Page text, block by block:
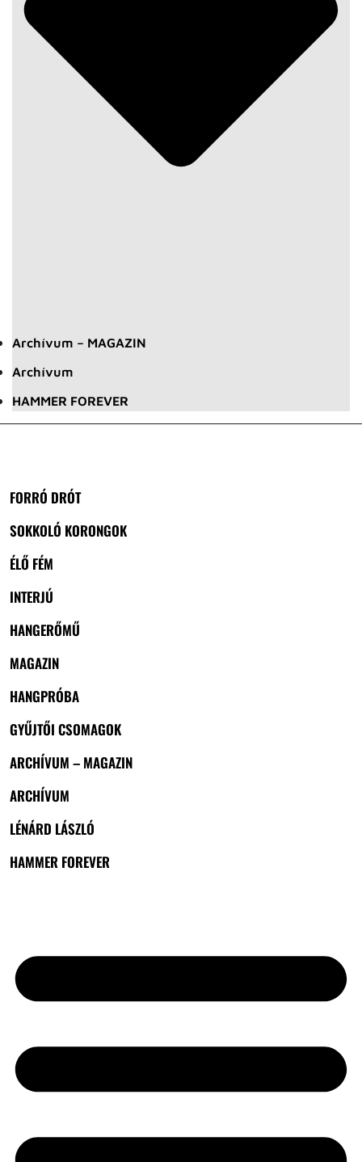
Archívum – MAGAZIN
Archívum
HAMMER FOREVER
FORRÓ DRÓT
SOKKOLÓ KORONGOK
ÉLŐ FÉM
INTERJÚ
HANGERŐMŰ
MAGAZIN
HANGPRÓBA
GYŰJTŐI CSOMAGOK
ARCHÍVUM – MAGAZIN
ARCHÍVUM
LÉNÁRD LÁSZLÓ
HAMMER FOREVER